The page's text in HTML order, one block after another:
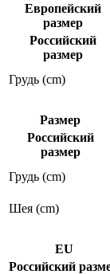
Европейский
размер
Российский
размер
Грудь (cm)
Размер
Российский
размер
Грудь (cm)
Шея (cm)
EU
Российский